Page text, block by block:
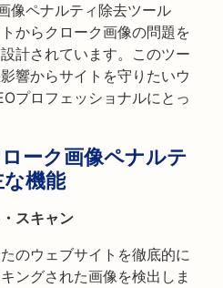
像ペナルティ除去ツール
からクローク画像の問題を
計されています。このツー
響からサイトを守りたいウ
プロフェッショナルにとっ
ーク画像ペナルテ
機能
スキャン
のウェブサイトを徹底的に
ングされた画像を検出しま